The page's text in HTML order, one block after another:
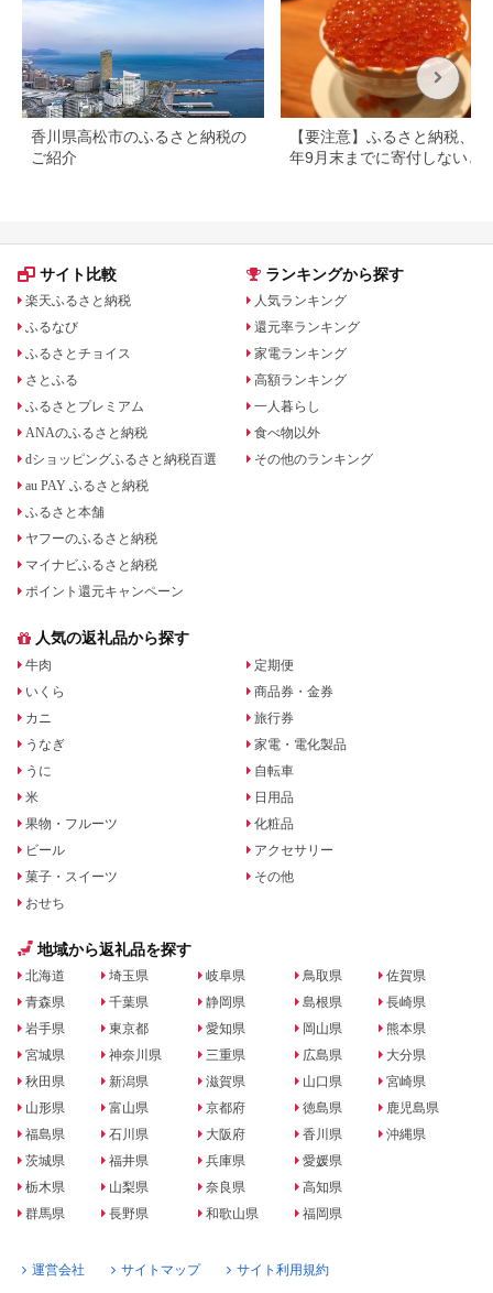
香川県高松市のふるさと納税の
ご紹介
【要注意】ふるさと納税、
年9月末までに寄付しないと
サイト比較
楽天ふるさと納税
ふるなび
ふるさとチョイス
さとふる
ふるさとプレミアム
ANAのふるさと納税
dショッピングふるさと納税百選
au PAY ふるさと納税
ふるさと本舗
ヤフーのふるさと納税
マイナビふるさと納税
ポイント還元キャンペーン
ランキングから探す
人気ランキング
還元率ランキング
家電ランキング
高額ランキング
一人暮らし
食べ物以外
その他のランキング
人気の返礼品から探す
牛肉
いくら
カニ
うなぎ
うに
米
果物・フルーツ
ビール
菓子・スイーツ
おせち
定期便
商品券・金券
旅行券
家電・電化製品
自転車
日用品
化粧品
アクセサリー
その他
地域から返礼品を探す
北海道
青森県
岩手県
宮城県
秋田県
山形県
福島県
茨城県
栃木県
群馬県
埼玉県
千葉県
東京都
神奈川県
新潟県
富山県
石川県
福井県
山梨県
長野県
岐阜県
静岡県
愛知県
三重県
滋賀県
京都府
大阪府
兵庫県
奈良県
和歌山県
鳥取県
島根県
岡山県
広島県
山口県
徳島県
香川県
愛媛県
高知県
福岡県
佐賀県
長崎県
熊本県
大分県
宮崎県
鹿児島県
沖縄県
運営会社 サイトマップ サイト利用規約